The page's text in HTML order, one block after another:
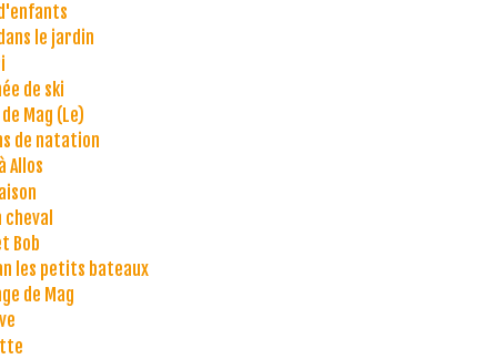
le jardin
de ski
Mag (Le)
de natation
Allos
cheval
Bob
les petits bateaux
de Mag